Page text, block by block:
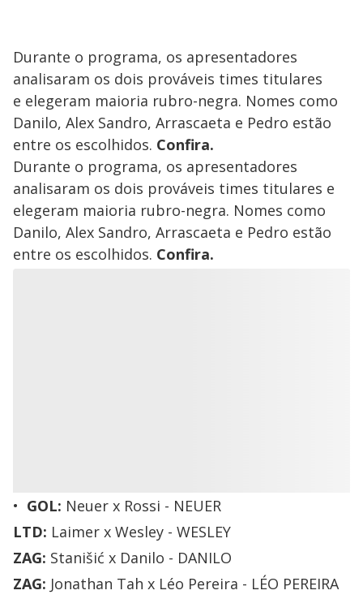
Durante o programa, os apresentadores
analisaram os dois prováveis times titulares
e elegeram maioria rubro-negra. Nomes como
Danilo, Alex Sandro, Arrascaeta e Pedro estão
entre os escolhidos. Confira.
Durante o programa, os apresentadores
analisaram os dois prováveis times titulares e
elegeram maioria rubro-negra. Nomes como
Danilo, Alex Sandro, Arrascaeta e Pedro estão
entre os escolhidos. Confira.
GOL: Neuer x Rossi - NEUER
LTD: Laimer x Wesley - WESLEY
ZAG: Stanišić x Danilo - DANILO
ZAG: Jonathan Tah x Léo Pereira - LÉO PEREIRA